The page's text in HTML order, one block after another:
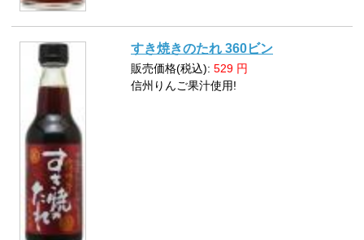
すき焼きのたれ 360ビン
販売価格(税込): 529 円
信州りんご果汁使用!